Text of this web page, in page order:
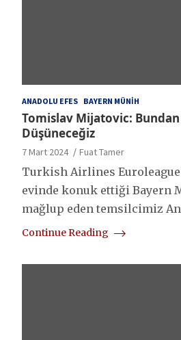
ANADOLU EFES BAYERN MÜNIH
Tomislav Mijatovic: Bundan
Düşüneceğiz
7 Mart 2024 Fuat Tamer
Turkish Airlines
evinde konuk ettiği Bayern
mağlup eden temsilcimiz
Continue Reading